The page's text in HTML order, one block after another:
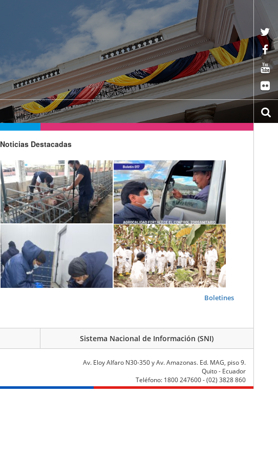
Noticias Destacadas
Boletines
Sistema Nacional de Información (SNI)
Av. Eloy Alfaro N30-350 y Av. Amazonas. Ed. MAG, piso 9.
Quito - Ecuador
Teléfono: 1800 247600 - (02) 3828 860